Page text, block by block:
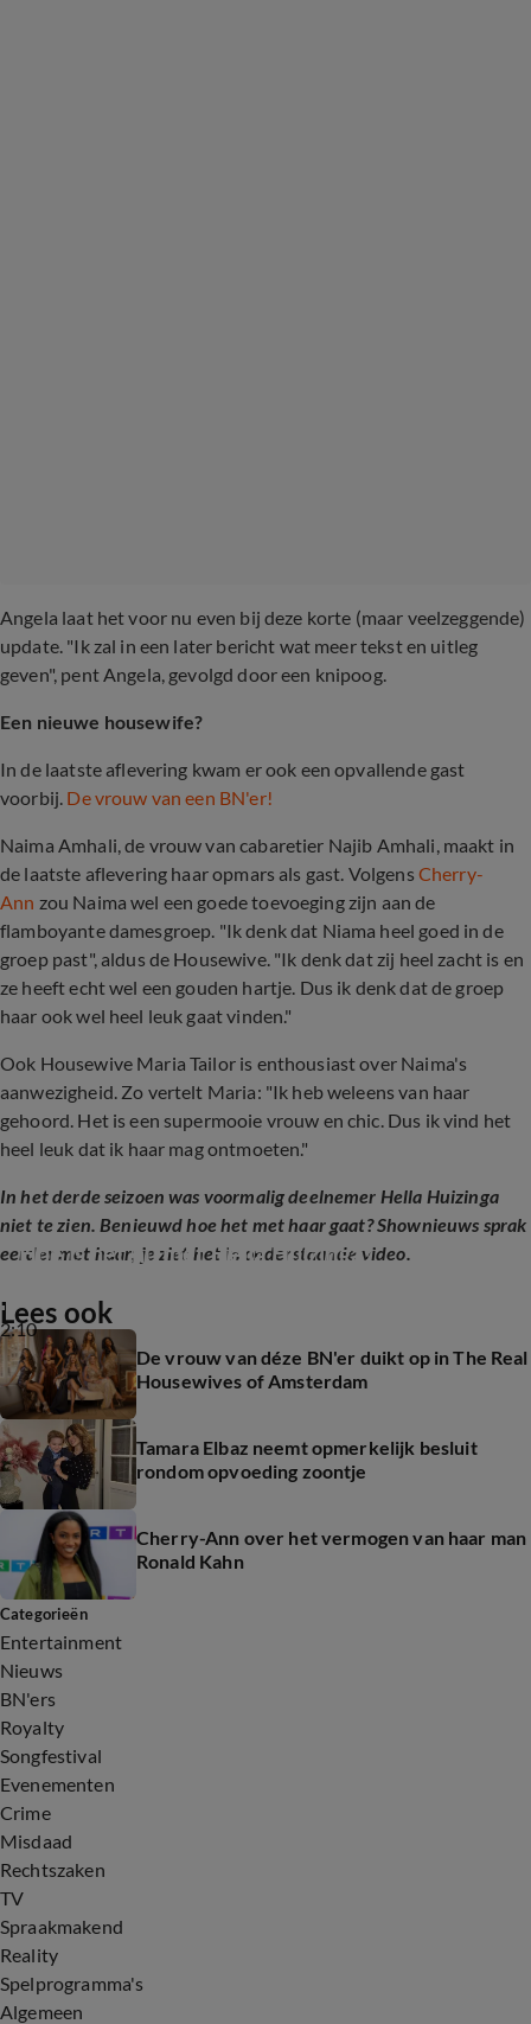
Angela laat het voor nu even bij deze korte (maar veelzeggende)
update. "Ik zal in een later bericht wat meer tekst en uitleg
geven", pent Angela, gevolgd door een knipoog.
Een nieuwe housewife?
In de laatste aflevering kwam er ook een opvallende gast
voorbij. De vrouw van een BN'er!
Naima Amhali, de vrouw van cabaretier Najib Amhali, maakt in
de laatste aflevering haar opmars als gast. Volgens Cherry-
Ann zou Naima wel een goede toevoeging zijn aan de
flamboyante damesgroep. "Ik denk dat Niama heel goed in de
groep past", aldus de Housewive. "Ik denk dat zij heel zacht is en
ze heeft echt wel een gouden hartje. Dus ik denk dat de groep
haar ook wel heel leuk gaat vinden."
Ook Housewive Maria Tailor is enthousiast over Naima's
aanwezigheid. Zo vertelt Maria: "Ik heb weleens van haar
gehoord. Het is een supermooie vrouw en chic. Dus ik vind het
heel leuk dat ik haar mag ontmoeten."
In het derde seizoen was voormalig deelnemer Hella Huizinga
niet te zien. Benieuwd hoe het met haar gaat? Shownieuws sprak
eerder met haar; je ziet het in onderstaande video.
2:10
Hoe is het nu met Hella Huizinga?
Lees ook
De vrouw van déze BN'er duikt op in The Real
Housewives of Amsterdam
Tamara Elbaz neemt opmerkelijk besluit
rondom opvoeding zoontje
Cherry-Ann over het vermogen van haar man
Ronald Kahn
Categorieën
Entertainment
Nieuws
BN'ers
Royalty
Songfestival
Evenementen
Crime
Misdaad
Rechtszaken
TV
Spraakmakend
Reality
Spelprogramma's
Algemeen